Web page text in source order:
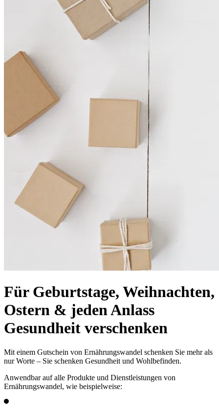
Für Geburtstage, Weihnachten,
Ostern & jeden Anlass
Gesundheit verschenken
Mit einem Gutschein von Ernährungswandel schenken Sie mehr als
nur Worte – Sie schenken Gesundheit und Wohlbefinden.
Anwendbar auf alle Produkte und Dienstleistungen von
Ernährungswandel, wie beispielweise: